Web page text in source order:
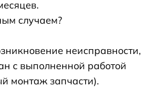
случаем?
неисправности,
с выполненной работой
монтаж запчасти).